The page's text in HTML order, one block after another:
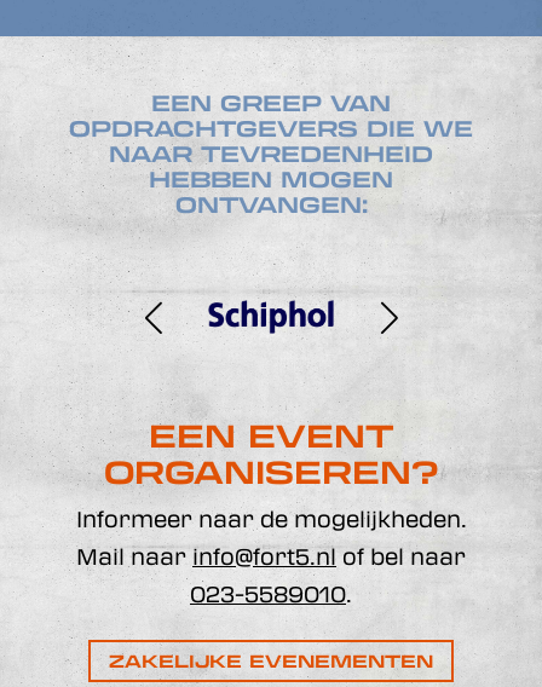
EEN GREEP VAN
OPDRACHTGEVERS DIE WE
NAAR TEVREDENHEID
HEBBEN MOGEN
ONTVANGEN:
EEN EVENT
ORGANISEREN?
Informeer naar de mogelijkheden.
Mail naarinfo@fort5.nlof bel naar
023-5589010.
ZAKELIJKE EVENEMENTEN